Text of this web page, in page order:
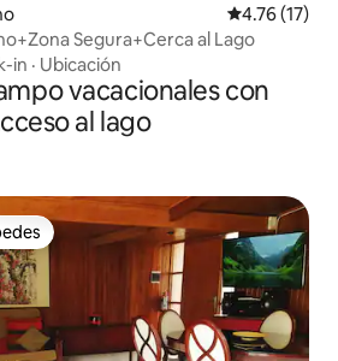
Calificación
4.76 (17)
Segura+Cerca al Lago
in · Ubicación
vacacionales con
al lago